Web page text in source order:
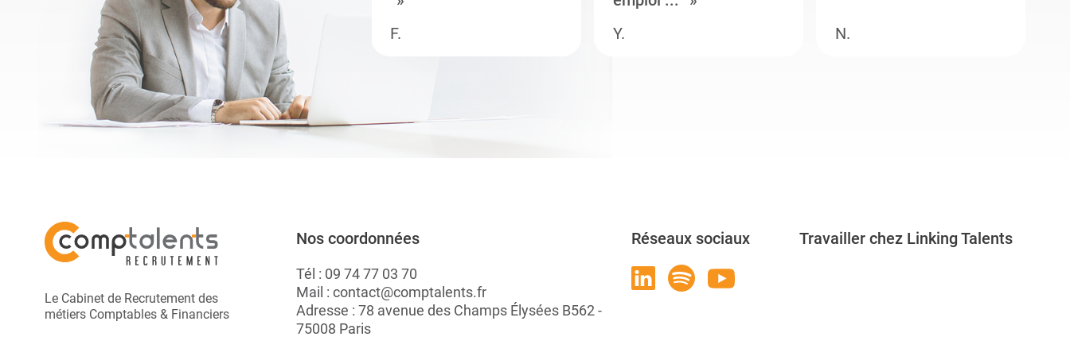
A. F.
Y.
N.
Le Cabinet de Recrutement des
métiers Comptables & Financiers
Nos coordonnées
Tél : 09 74 77 03 70
Mail : contact@comptalents.fr
Adresse : 78 avenue des Champs Élysées B562 -
75008 Paris
Réseaux sociaux Travailler chez Linking Talents